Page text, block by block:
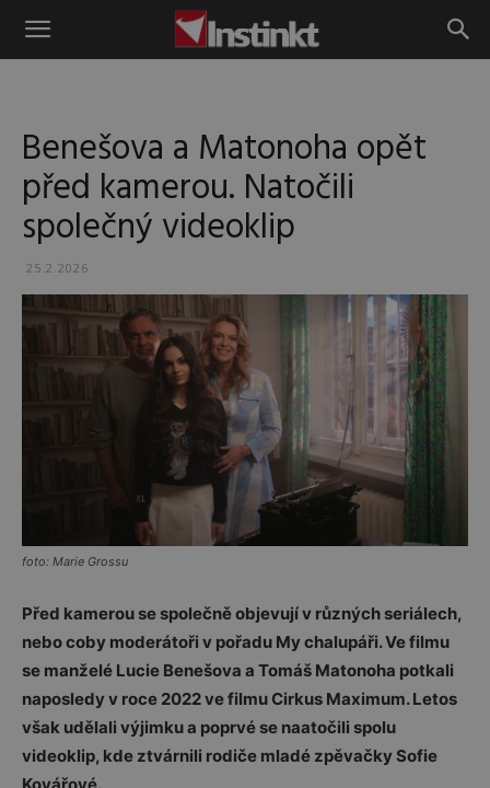
Instinkt
Benešova a Matonoha opět
před kamerou. Natočili
společný videoklip
25.2.2026
foto: Marie Grossu
Před kamerou se společně objevují v různých seriálech,
nebo coby moderátoři v pořadu My chalupáři. Ve filmu
se manželé Lucie Benešova a Tomáš Matonoha potkali
naposledy v roce 2022 ve filmu Cirkus Maximum. Letos
však udělali výjimku a poprvé se naatočili spolu
videoklip, kde ztvárnili rodiče mladé zpěvačky Sofie